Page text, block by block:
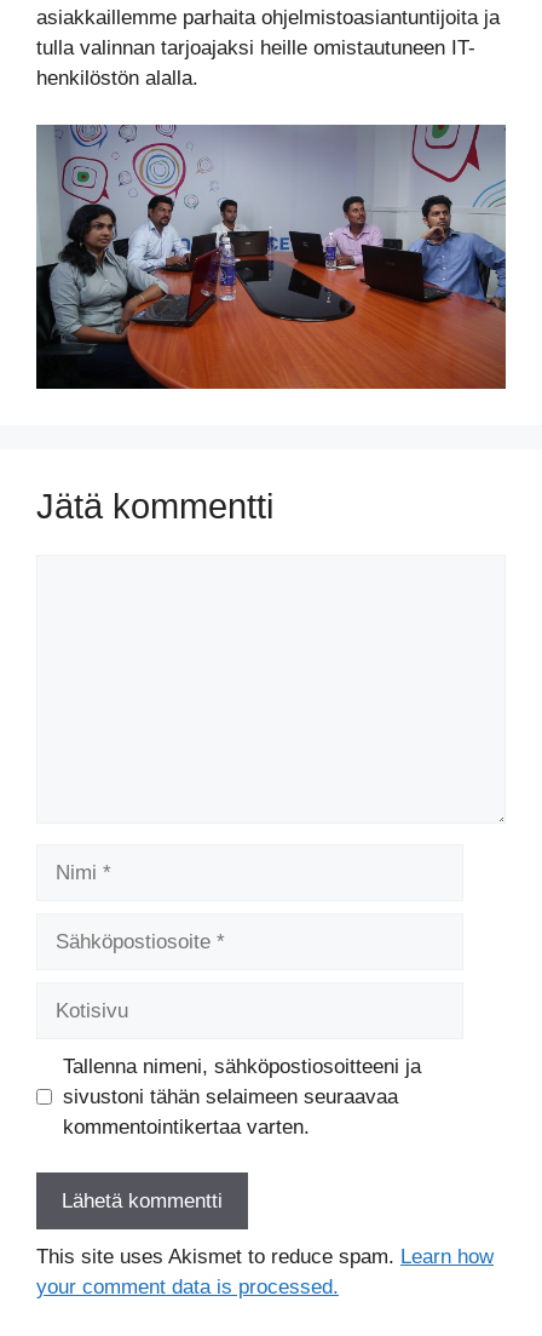
asiakkaillemme parhaita ohjelmistoasiantuntijoita ja
tulla valinnan tarjoajaksi heille omistautuneen IT-
henkilöstön alalla.
Jätä kommentti
Tallenna nimeni, sähköpostiosoitteeni ja
sivustoni tähän selaimeen seuraavaa
kommentointikertaa varten.
This site uses Akismet to reduce spam. Learn how
your comment data is processed.